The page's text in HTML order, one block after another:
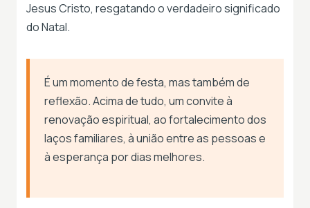
Jesus Cristo, resgatando o verdadeiro significado
do Natal.
É um momento de festa, mas também de
reflexão. Acima de tudo, um convite à
renovação espiritual, ao fortalecimento dos
laços familiares, à união entre as pessoas e
à esperança por dias melhores.